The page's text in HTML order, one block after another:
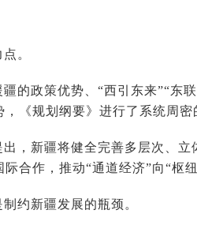
。
的政策优势、“西引东来”“东
《规划纲要》进行了系统周密
，新疆将健全完善多层次、立
合作，推动“通道经济”向“枢纽
约新疆发展的瓶颈。